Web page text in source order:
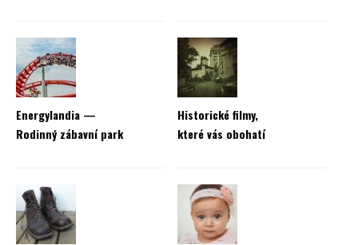
Energylandia —
Rodinný zábavní park
Historické filmy,
které vás obohatí